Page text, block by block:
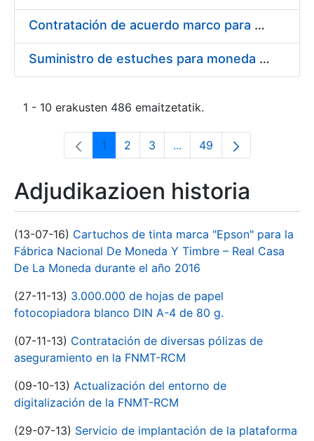
Contratación de acuerdo marco para el Suministro de Material de Electricidad para la Fábrica Nacional de Moneda y Timbre-Real Casa de la Moneda en su centro de trabajo de Burgos
Suministro de estuches para moneda de 30 €
1 - 10 erakusten 486 emaitzetatik.
Orrialdea
1 Orrialdea
2 Orrialdea
3 ...Intermediate Pages Use
Orrialdea
49
Adjudikazioen historia
(13-07-16) Cartuchos de tinta marca "Epson" para la
Fábrica Nacional De Moneda Y Timbre – Real Casa
De La Moneda durante el año 2016
(27-11-13) 3.000.000 de hojas de papel
fotocopiadora blanco DIN A-4 de 80 g.
(07-11-13) Contratación de diversas pólizas de
aseguramiento en la FNMT-RCM
(09-10-13) Actualización del entorno de
digitalización de la FNMT-RCM
(29-07-13) Servicio de implantación de la plataforma